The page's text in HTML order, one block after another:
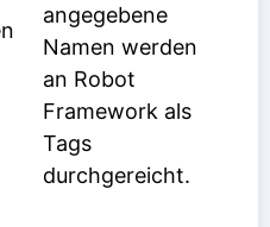
angegebene
Namen werden
an Robot
Framework als
Tags
durchgereicht.